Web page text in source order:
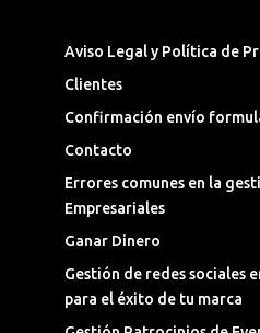
Aviso Legal y Política de
Clientes
Confirmación envío
Contacto
Errores comunes en la
Empresariales
Ganar Dinero
Gestión de redes sociales
para el éxito de tu marca